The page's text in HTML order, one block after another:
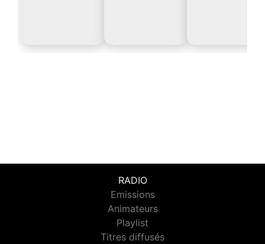
RADIO
Emissions
Animateurs
Playlist
Titres diffusés